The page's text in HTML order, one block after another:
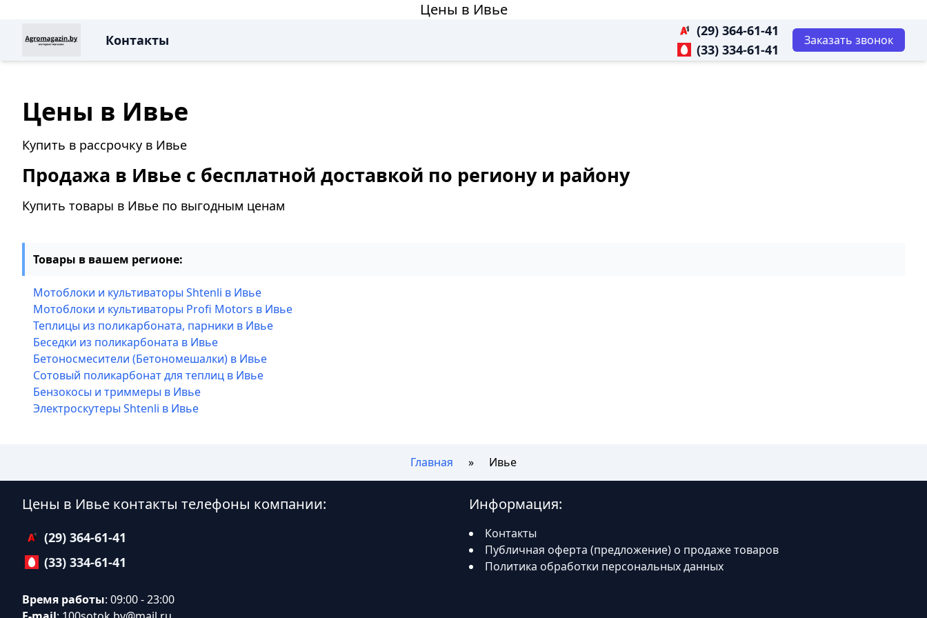
Цены в Ивье
Контакты
(29) 364-61-41
(33) 334-61-41
Заказать звонок
Цены в Ивье
Купить в рассрочку в Ивье
Продажа в Ивье с бесплатной доставкой по региону и району
Купить товары в Ивье по выгодным ценам
Товары в вашем регионе:
Мотоблоки и культиваторы Shtenli в Ивье
Мотоблоки и культиваторы Profi Motors в Ивье
Теплицы из поликарбоната, парники в Ивье
Беседки из поликарбоната в Ивье
Бетоносмесители (Бетономешалки) в Ивье
Сотовый поликарбонат для теплиц в Ивье
Бензокосы и триммеры в Ивье
Электроскутеры Shtenli в Ивье
Главная Ивье
Цены в Ивье контакты телефоны компании:
(29) 364-61-41
(33) 334-61-41
Время работы: 09:00 - 23:00
Информация:
Контакты
Публичная оферта (предложение) о продаже товаров
Политика обработки персональных данных